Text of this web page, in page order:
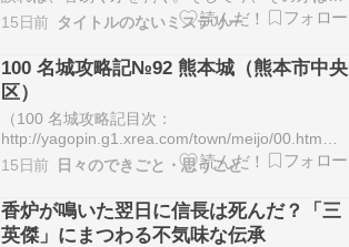
でに――隠すものではなく、使うべきものへと変
わりつつある。「そうか、そうであったな。お前
ほど殿を思うておる者が、その仇を討たずにおく
はずもあるまい」私はゆるやかに身を乗り出し、
秀吉の顔を覗き…
15日前 タイトルのないミステリー
100 名城攻略記№92 熊本城（熊本市中央
区）
（100 名城攻略記目次：
http://yagopin.g1.xrea.com/town/meijo/00.htm）■
築城の経緯応仁年間に肥後守護・菊池氏の一族で
ある出田秀信が茶臼山の東端に千葉城を築いた。
大永・享禄年間には、千葉城に代わって、鹿子木
親員（寂心）が茶臼山の南西…
15日前 日々のできごと・思うこと
香炉が鳴いた翌日に信長は死んだ？「三
英傑」にまつわる不気味な伝承